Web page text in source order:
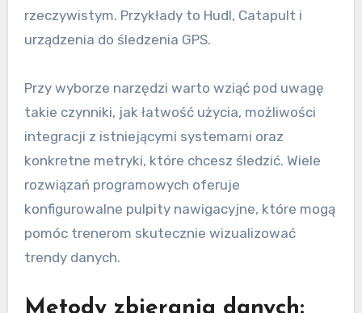
rzeczywistym. Przykłady to Hudl, Catapult i
urządzenia do śledzenia GPS.
Przy wyborze narzędzi warto wziąć pod uwagę
takie czynniki, jak łatwość użycia, możliwości
integracji z istniejącymi systemami oraz
konkretne metryki, które chcesz śledzić. Wiele
rozwiązań programowych oferuje
konfigurowalne pulpity nawigacyjne, które mogą
pomóc trenerom skutecznie wizualizować
trendy danych.
Metody zbierania danych: